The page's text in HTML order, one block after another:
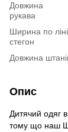
Довжина
рукава
Ширина по
стегон
Довжина
Опис
Дитячий одяг
тому що наш